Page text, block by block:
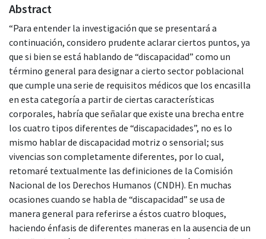
Abstract
“Para entender la investigación que se presentará a
continuación, considero prudente aclarar ciertos puntos, ya
que si bien se está hablando de “discapacidad” como un
término general para designar a cierto sector poblacional
que cumple una serie de requisitos médicos que los encasilla
en esta categoría a partir de ciertas características
corporales, habría que señalar que existe una brecha entre
los cuatro tipos diferentes de “discapacidades”, no es lo
mismo hablar de discapacidad motriz o sensorial; sus
vivencias son completamente diferentes, por lo cual,
retomaré textualmente las definiciones de la Comisión
Nacional de los Derechos Humanos (CNDH). En muchas
ocasiones cuando se habla de “discapacidad” se usa de
manera general para referirse a éstos cuatro bloques,
haciendo énfasis de diferentes maneras en la ausencia de un